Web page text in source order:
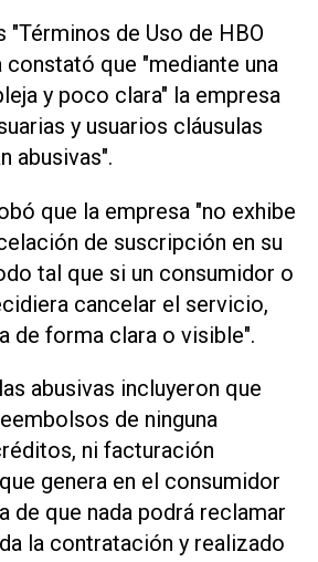
"Términos de Uso de HBO
constató que "mediante una
y poco clara" la empresa
y usuarios cláusulas
abusivas".
que la empresa "no exhibe
de suscripción en su
tal que si un consumidor o
cancelar el servicio,
de forma clara o visible".
abusivas incluyeron que
de ninguna
ni facturación
genera en el consumidor
de que nada podrá reclamar
la contratación y realizado